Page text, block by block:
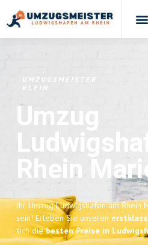
UMZUGSMEISTER
KLEIN
Umzug
Rhein
Ihr Umzug Ludwigshafen am Rhein
sein! Erleben Sie unseren
sich diebesten Preise in